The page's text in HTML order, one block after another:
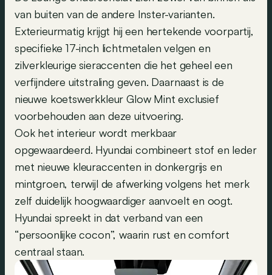
van buiten van de andere Inster-varianten.
Exterieurmatig krijgt hij een hertekende voorpartij,
specifieke 17-inch lichtmetalen velgen en
zilverkleurige sieraccenten die het geheel een
verfijndere uitstraling geven. Daarnaast is de
nieuwe koetswerkkleur Glow Mint exclusief
voorbehouden aan deze uitvoering.
Ook het interieur wordt merkbaar
opgewaardeerd. Hyundai combineert stof en leder
met nieuwe kleuraccenten in donkergrijs en
mintgroen, terwijl de afwerking volgens het merk
zelf duidelijk hoogwaardiger aanvoelt en oogt.
Hyundai spreekt in dat verband van een
“persoonlijke cocon”, waarin rust en comfort
centraal staan.